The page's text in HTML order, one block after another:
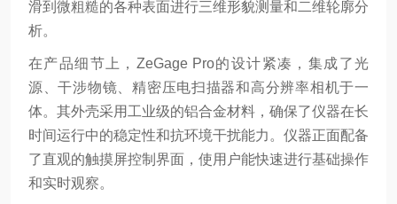
滑到微粗糙的各种表面进行三维形貌测量和二维轮廓分
析。
在产品细节上，ZeGage Pro的设计紧凑，集成了光
源、干涉物镜、精密压电扫描器和高分辨率相机于一
体。其外壳采用工业级的铝合金材料，确保了仪器在长
时间运行中的稳定性和抗环境干扰能力。仪器正面配备
了直观的触摸屏控制界面，使用户能快速进行基础操作
和实时观察。